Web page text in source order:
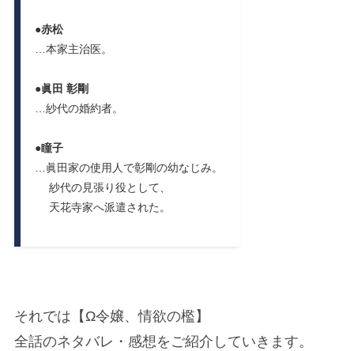
●赤松
…本家主治医。
●眞田 彰剛
…紗代の婚約者。
●瞳子
…眞田家の使用人で彰剛の幼なじみ。
紗代の見張り役として、
天花寺家へ派遣された。
それでは【Ω令嬢、情欲の檻】
全話のネタバレ・感想をご紹介していきます。